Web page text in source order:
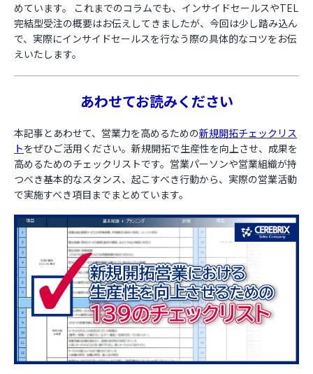
お役立ち資料
めています。 これまでのコラムでも、インサイドセールスやTEL
完結型受注の概要はお伝えしてきましたが、今回は少し踏み込ん
で、実際にインサイドセールスを行なう際の具体的なコツをお伝
えいたします。
あわせてお読みください
本記事とあわせて、営業力を高めるための新規開拓チェックリス
トをぜひご活用ください。新規開拓で生産性を向上させ、成果を
高めるためのチェックリストです。営業パーソンや営業組織が持
つべき基本的なスタンス、起こすべき行動から、実際の営業活動
で実施すべき項目までまとめています。